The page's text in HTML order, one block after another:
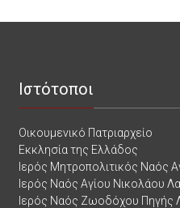
Ιστότοποι
Οικουμενικό Πατριαρχείο
Εκκλησία της Ελλάδος
Ιερός Μητροπολιτικός Ναός
Ιερός Ναός Αγίου Νικολάου
Ιερός Ναός Ζωοδόχου Πηγής